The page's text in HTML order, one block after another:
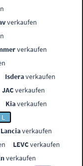
verkaufen
verkaufen
Isderaverkaufen
JACverkaufen
Kiaverkaufen
L
Lanciaverkaufen
LEVCverkaufen
verkaufen